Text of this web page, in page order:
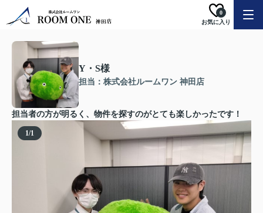
お気に入り
0
Y・S様
担当：株式会社ルームワン 神田店
担当者の方が明るく、物件を探すのがとても楽しかったです！
1/1